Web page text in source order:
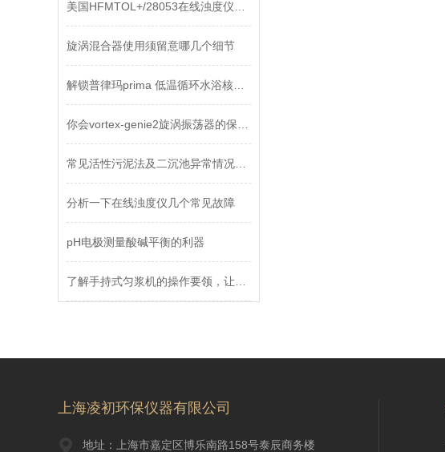
旋涡混合器使用须留意哪几个细节
分析一下在线浊度仪几个常见故障
pH电极测量酸碱平衡的利器
上海凌初环保仪器有限公司
地址：上海市嘉定区博乐南路158号泰辰商务楼